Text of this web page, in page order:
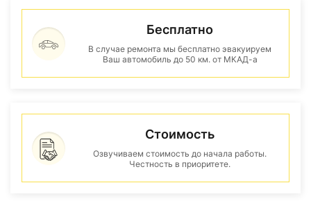
Бесплатно
В случае ремонта мы бесплатно эвакуируем
Ваш автомобиль до 50 км. от МКАД-а
Стоимость
Озвучиваем стоимость до начала работы.
Честность в приоритете.